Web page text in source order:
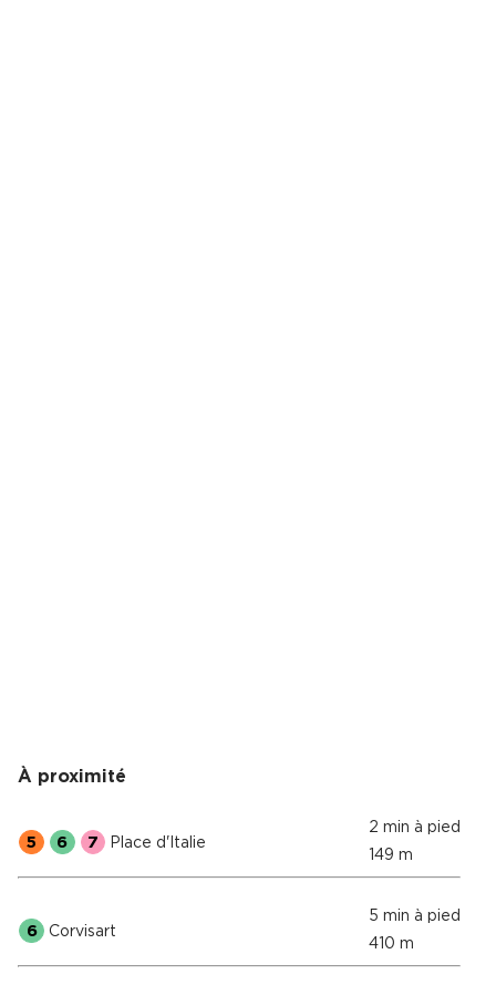
À proximité
5 6 7 Place d'Italie
2 min à pied
149 m
6 Corvisart
5 min à pied
410 m